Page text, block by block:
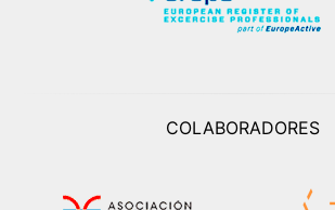
COLABORADORES